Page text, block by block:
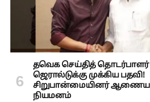
தவெக செய்தித்
ஜெரால்டுக்கு முக்கிய பதவி!
சிறுபான்மையினர்
நியமனம்